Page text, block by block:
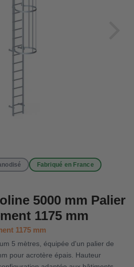
Fabriqué en France
5000 mm Palier
1175 mm
1175 mm
5 mètres, équipée d'un palier de
pour acrotère épais. Hauteur